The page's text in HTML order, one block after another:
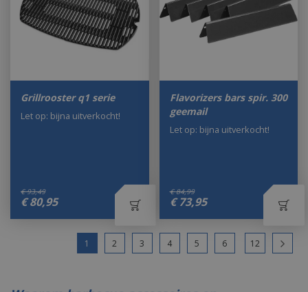
Grillrooster q1 serie
€ 93,49
€ 80,95
Let op: bijna uitverkocht!
Flavorizers bars spir. 300
geemail
€ 84,99
€ 73,95
Let op: bijna uitverkocht!
1 2 3 4 5 6 12